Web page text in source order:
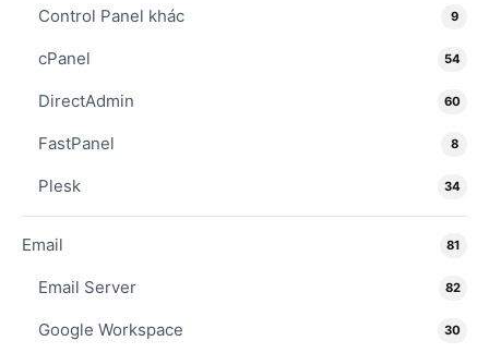
Control Panel khác 9
cPanel 54
DirectAdmin 60
FastPanel 8
Plesk 34
Email 81
Email Server 82
Google Workspace 30